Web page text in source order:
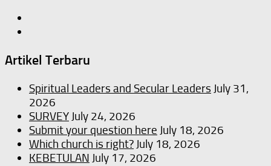
Artikel Terbaru
Spiritual Leaders and Secular Leaders July 31,
2026
SURVEY July 24, 2026
Submit your question here July 18, 2026
Which church is right? July 18, 2026
KEBETULAN July 17, 2026